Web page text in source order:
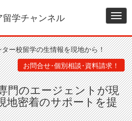
留学チャンネル
ー校留学の生情報を現地から！
お問合せ･個別相談･資料請求！
門のエージェントが現
地密着のサポートを提